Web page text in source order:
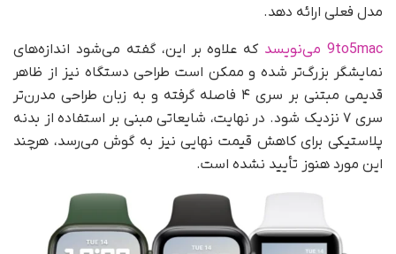
مدل فعلی ارائه دهد.
9to5mac می‌نویسد
که علاوه بر این، گفته می‌شود اندازه‌های
نمایشگر بزرگ‌تر شده و ممکن است طراحی دستگاه نیز از ظاهر
قدیمی مبتنی بر سری ۴ فاصله گرفته و به زبان طراحی مدرن‌تر
سری ۷ نزدیک شود. در نهایت، شایعاتی مبنی بر استفاده از بدنه
پلاستیکی برای کاهش قیمت نهایی نیز به گوش می‌رسد، هرچند
این مورد هنوز تأیید نشده است.